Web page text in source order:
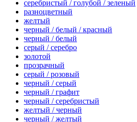
серебристый / голубой / зеленый
разноцветный
желтый
черный / белый / красный
черный / белый
серый / серебро
золотой
прозрачный
серый / розовый
черный / серый
черный / графит
черный / серебристый
желтый / черный
черный / желтый